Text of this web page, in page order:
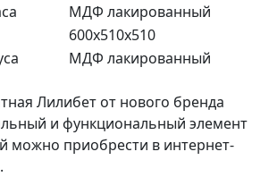
МДФ лакированный
600x510x510
МДФ лакированный
Лилибет от нового бренда
и функциональный элемент
можно приобрести в интернет-